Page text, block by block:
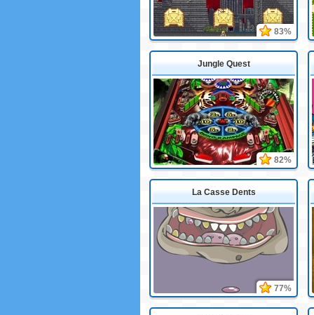
83%
Jungle Quest
82%
La Casse Dents
77%